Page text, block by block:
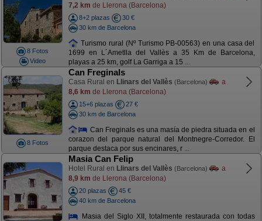
8 Fotos
Video
7,2 km de Llerona (Barcelona)
8+2 plazas
30 €
30 km de Barcelona
Turismo rural (Nº Turismo PB-00563) en una casa del
1699 en L´Ametlla del Vallès a 35 Km de Barcelona,
playas a 25 km, golf La Garriga a 15 ...
8 Fotos
Can Freginals
Casa Rural en Llinars del Vallès (Barcelona)
a
8,6 km de Llerona (Barcelona)
15+6 plazas
27 €
30 km de Barcelona
Can Freginals es una masía de piedra situada en el
corazon del parque natural del Montnegre-Corredor. El
parque destaca por sus encinares, r ...
Masia Can Felip
Hotel Rural en Llinars del Vallès (Barcelona)
a
8,9 km de Llerona (Barcelona)
20 plazas
45 €
40 km de Barcelona
Masia del Siglo XII, totalmente restaurada con todas